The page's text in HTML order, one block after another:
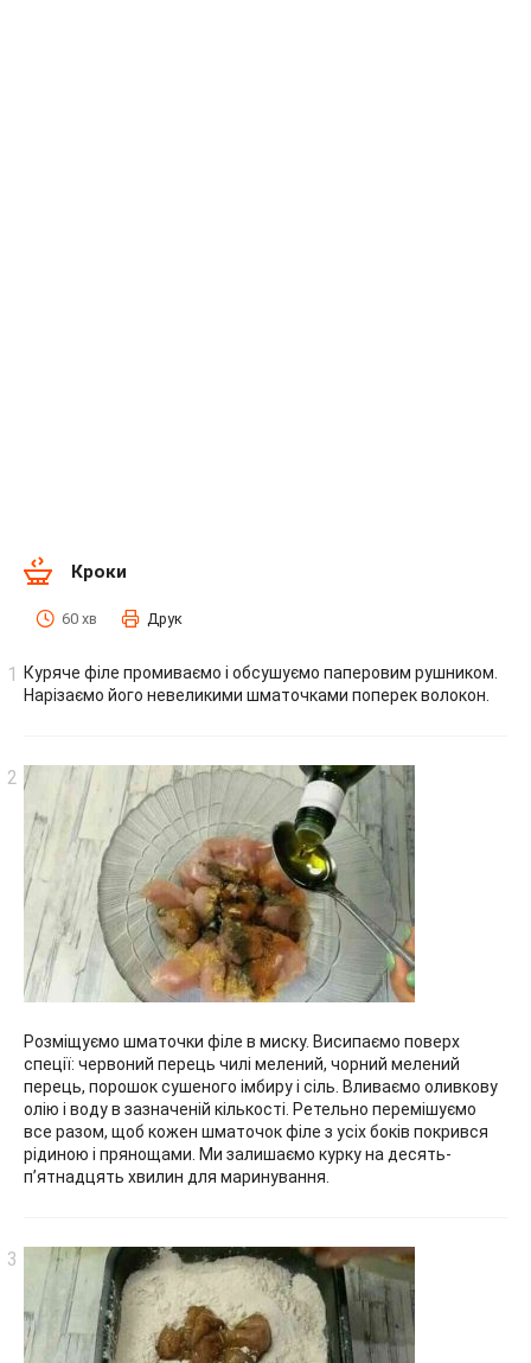
Кроки
60 хв Друк
Куряче філе промиваємо і обсушуємо паперовим рушником.
Нарізаємо його невеликими шматочками поперек волокон.
Розміщуємо шматочки філе в миску. Висипаємо поверх
спеції: червоний перець чилі мелений, чорний мелений
перець, порошок сушеного імбиру і сіль. Вливаємо оливкову
олію і воду в зазначеній кількості. Ретельно перемішуємо
все разом, щоб кожен шматочок філе з усіх боків покрився
рідиною і прянощами. Ми залишаємо курку на десять-
п’ятнадцять хвилин для маринування.